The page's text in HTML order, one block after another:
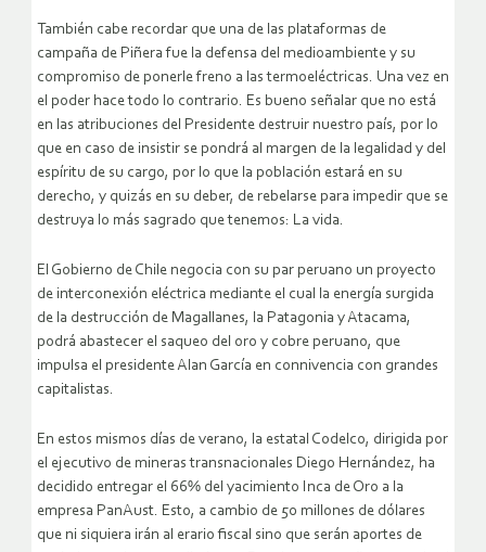
También cabe recordar que una de las plataformas de
campaña de Piñera fue la defensa del medioambiente y su
compromiso de ponerle freno a las termoeléctricas. Una vez en
el poder hace todo lo contrario. Es bueno señalar que no está
en las atribuciones del Presidente destruir nuestro país, por lo
que en caso de insistir se pondrá al margen de la legalidad y del
espíritu de su cargo, por lo que la población estará en su
derecho, y quizás en su deber, de rebelarse para impedir que se
destruya lo más sagrado que tenemos: La vida.
El Gobierno de Chile negocia con su par peruano un proyecto
de interconexión eléctrica mediante el cual la energía surgida
de la destrucción de Magallanes, la Patagonia y Atacama,
podrá abastecer el saqueo del oro y cobre peruano, que
impulsa el presidente Alan García en connivencia con grandes
capitalistas.
En estos mismos días de verano, la estatal Codelco, dirigida por
el ejecutivo de mineras transnacionales Diego Hernández, ha
decidido entregar el 66% del yacimiento Inca de Oro a la
empresa PanAust. Esto, a cambio de 50 millones de dólares
que ni siquiera irán al erario fiscal sino que serán aportes de